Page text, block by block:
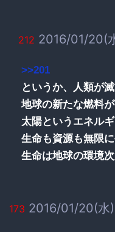
212 2016/01/20(
>>201
というか、人類が
地球の新たな燃料
太陽というエネル
生命も資源も無限
生命は地球の環境
173 2016/01/20(水